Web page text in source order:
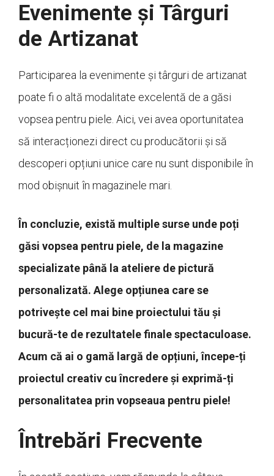
Evenimente și Târguri
de Artizanat
Participarea la evenimente și târguri de artizanat
poate fi o altă modalitate excelentă de a găsi
vopsea pentru piele. Aici, vei avea oportunitatea
să interacționezi direct cu producătorii și să
descoperi opțiuni unice care nu sunt disponibile în
mod obișnuit în magazinele mari.
În concluzie, există multiple surse unde poți
găsi vopsea pentru piele, de la magazine
specializate până la ateliere de pictură
personalizată. Alege opțiunea care se
potrivește cel mai bine proiectului tău și
bucură-te de rezultatele finale spectaculoase.
Acum că ai o gamă largă de opțiuni, începe-ți
proiectul creativ cu încredere și exprimă-ți
personalitatea prin vopseaua pentru piele!
Întrebări Frecvente